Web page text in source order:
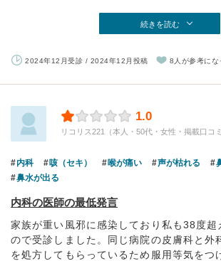
続きを読む
2024年12月受診 / 2024年12月投稿 8人が参考にな
1.0
リコリス221（本人・50代・女性・掲載口コミ
内科 咳（セキ） 喉が痛い 声が枯れる
鼻水が出る
内科の医師の最低発言
家族が重い風邪に感染しており私も38度超
ので受診しました。同じ病院の皮膚科と外
を処方してもらっているため服用等気をつ